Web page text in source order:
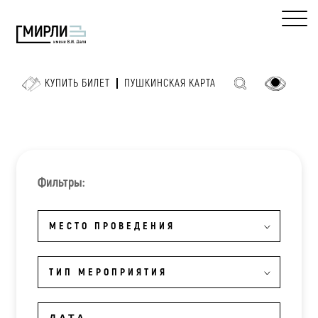
КУПИТЬ БИЛЕТ ПУШКИНСКАЯ КАРТА
Фильтры:
МЕСТО ПРОВЕДЕНИЯ
ТИП МЕРОПРИЯТИЯ